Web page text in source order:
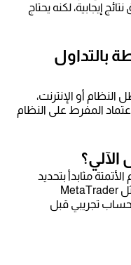
إيجابية، لكنه يحتاج
بالتداول
أو الإنترنت،
المفرط على النظام
الآلي؟
مثابدأ بتحديد
أهدافك، ثم اختر منصة تدعم الأتمتة مثل MetaTrader
حساب تجريبي قبل